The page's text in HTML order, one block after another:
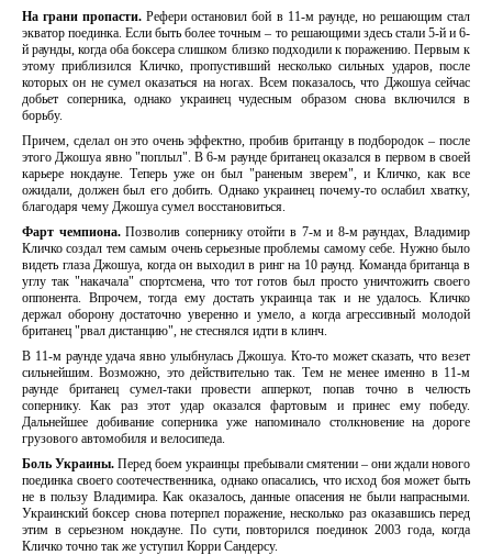
На грани пропасти. Рефери остановил бой в 11-м раунде, но решающим стал
экватор поединка. Если быть более точным – то решающими здесь стали 5-й и 6-
й раунды, когда оба боксера слишком близко подходили к поражению. Первым к
этому приблизился Кличко, пропустивший несколько сильных ударов, после
которых он не сумел оказаться на ногах. Всем показалось, что Джошуа сейчас
добьет соперника, однако украинец чудесным образом снова включился в
борьбу.
Причем, сделал он это очень эффектно, пробив британцу в подбородок – после
этого Джошуа явно "поплыл". В 6-м раунде британец оказался в первом в своей
карьере нокдауне. Теперь уже он был "раненым зверем", и Кличко, как все
ожидали, должен был его добить. Однако украинец почему-то ослабил хватку,
благодаря чему Джошуа сумел восстановиться.
Фарт чемпиона.Позволив сопернику отойти в 7-м и 8-м раундах, Владимир
Кличко создал тем самым очень серьезные проблемы самому себе. Нужно было
видеть глаза Джошуа, когда он выходил в ринг на 10 раунд. Команда британца в
углу так "накачала" спортсмена, что тот готов был просто уничтожить своего
оппонента. Впрочем, тогда ему достать украинца так и не удалось. Кличко
держал оборону достаточно уверенно и умело, а когда агрессивный молодой
британец "рвал дистанцию", не стеснялся идти в клинч.
В 11-м раунде удача явно улыбнулась Джошуа. Кто-то может сказать, что везет
сильнейшим. Возможно, это действительно так. Тем не менее именно в 11-м
раунде британец сумел-таки провести апперкот, попав точно в челюсть
сопернику. Как раз этот удар оказался фартовым и принес ему победу.
Дальнейшее добивание соперника уже напоминало столкновение на дороге
грузового автомобиля и велосипеда.
Боль Украины. Перед боем украинцы пребывали смятении – они ждали нового
поединка своего соотечественника, однако опасались, что исход боя может быть
не в пользу Владимира. Как оказалось, данные опасения не были напрасными.
Украинский боксер снова потерпел поражение, несколько раз оказавшись перед
этим в серьезном нокдауне. По сути, повторился поединок 2003 года, когда
Кличко точно так же уступил Корри Сандерсу.